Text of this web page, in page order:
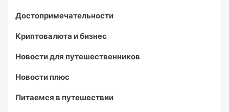
Достопримечательности
Криптовалюта и бизнес
Новости для путешественников
Новости плюс
Питаемся в путешествии